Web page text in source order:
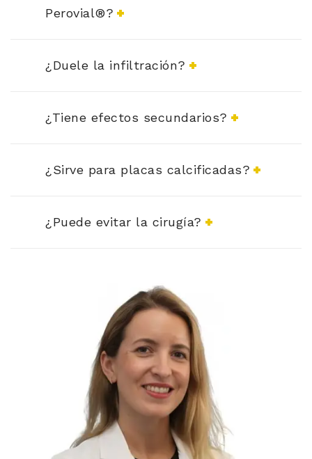
Perovial®?
¿Duele la infiltración?
¿Tiene efectos secundarios?
¿Sirve para placas calcificadas?
¿Puede evitar la cirugía?